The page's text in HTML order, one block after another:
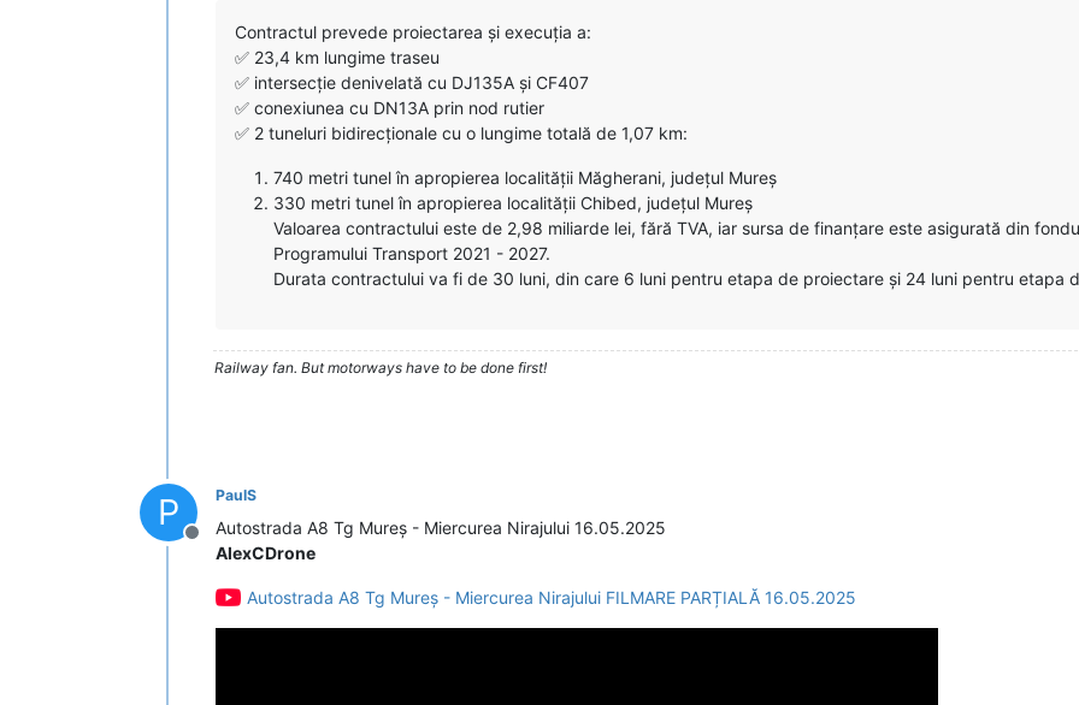
Contractul prevede proiectarea și execuția a:
✅️ 23,4 km lungime traseu
✅️ intersecție denivelată cu DJ135A și CF407
✅️ conexiunea cu DN13A prin nod rutier
✅️ 2 tuneluri bidirecționale cu o lungime totală de 1,07 km:
740 metri tunel în apropierea localității Măgherani, județul Mureș
330 metri tunel în apropierea localității Chibed, județul Mureș
Valoarea contractului este de 2,98 miliarde lei, fără TVA, iar sursa de finanțare este asigurată din
Programului Transport 2021 - 2027.
Durata contractului va fi de 30 luni, din care 6 luni pentru etapa de proiectare și 24 luni pentru etapa
Railway fan. But motorways have to be done first!
P
Deconectat
PaulS
Autostrada A8 Tg Mureș - Miercurea Nirajului 16.05.2025
AlexCDrone
Autostrada A8 Tg Mureș - Miercurea Nirajului FILMARE PARȚIALĂ 16.05.2025